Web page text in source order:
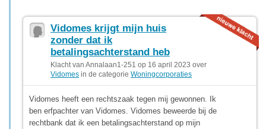
Vidomes krijgt mijn huis
zonder dat ik
betalingsachterstand heb
Klacht van Annalaan1-251 op 16 april 2023 over
Vidomes in de categorie Woningcorporaties
Vidomes heeft een rechtszaak tegen mij gewonnen. Ik
ben erfpachter van Vidomes. Vidomes beweerde bij de
rechtbank dat ik een betalingsachterstand op mijn